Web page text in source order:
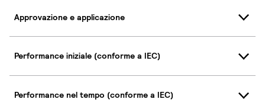
Approvazione e applicazione
Performance iniziale (conforme a IEC)
Performance nel tempo (conforme a IEC)